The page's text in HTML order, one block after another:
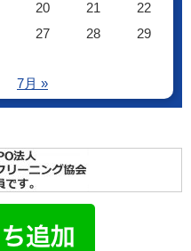
7月 »
20 21
22
27 28
29